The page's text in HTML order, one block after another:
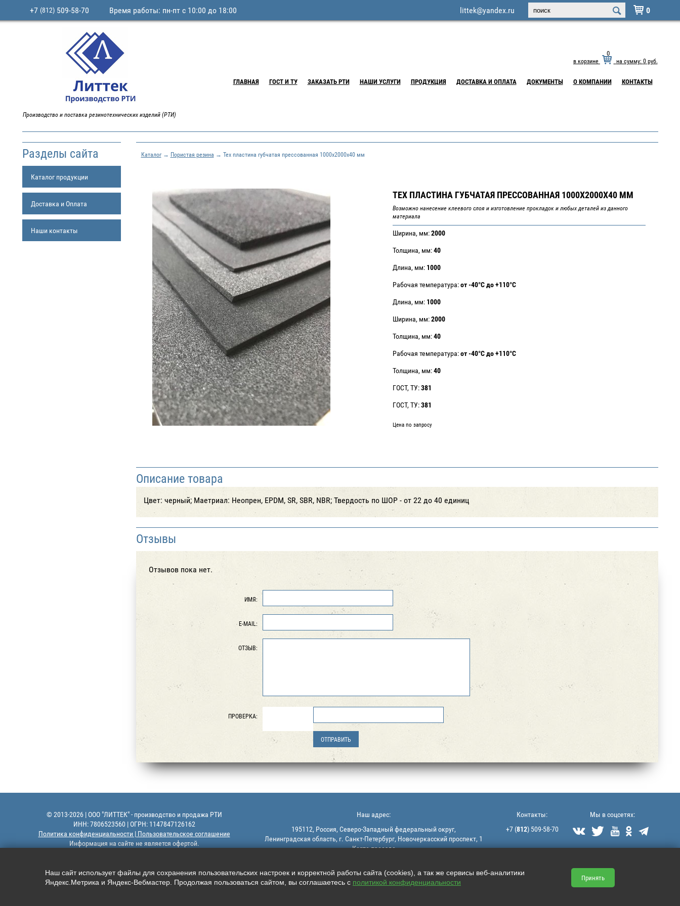
 0
+7 (812)509-58-70 Время работы: пн-пт с 10:00 до 18:00 littek@yandex.ru
Производство и поставка резинотехнических изделий (РТИ)
в корзине
0
на сумму: 0руб.
ГЛАВНАЯ ГОСТ И ТУ ЗАКАЗАТЬ РТИ НАШИ УСЛУГИ ПРОДУКЦИЯ ДОСТАВКА И ОПЛАТА ДОКУМЕНТЫ О КОМПАНИИ КОНТАКТЫ
Разделы сайта
Каталог продукции
Доставка и Оплата
Наши контакты
Каталог→ Пористая резина → Тех пластина губчатая прессованная 1000х2000х40 мм
ТЕХ ПЛАСТИНА ГУБЧАТАЯ ПРЕССОВАННАЯ 1000Х2000Х40 ММ
Возможно нанесение клеевого слоя и изготовление прокладок и любых деталей из данного
материала
Ширина, мм:2000
Толщина, мм:40
Длина, мм: 1000
Рабочая температура:от -40°С до +110°С
Длина, мм: 1000
Ширина, мм:2000
Толщина, мм:40
Рабочая температура:от -40°С до +110°С
Толщина, мм:40
ГОСТ, ТУ:381
ГОСТ, ТУ:381
Цена по запросу
Описание товара
Цвет: черный; Маетриал: Неопрен, EPDM, SR, SBR, NBR; Твердость по ШОР - от 22 до 40 единиц
Отзывы
Отзывов пока нет.
ИМЯ:
E-MAIL:
ОТЗЫВ:
ПРОВЕРКА:
© 2013-2026 | ООО "ЛИТТЕК" - производство и продажа РТИ
ИНН: 7806523560 | ОГРН: 1147847126162
Политика конфиденциальности | Пользовательское соглашение
Информация на сайте не является офертой.
Наш адрес:
195112, Россия, Северо-Западный федеральный округ,
Ленинградская область, г. Санкт-Петербург, Новочеркасский проспект, 1
Карта проезда
Контакты:
+7 (812) 509-58-70
littek@yandex.ru
Мы в соцсетях:
    
Наш сайт использует файлы для сохранения пользовательских настроек и корректной работы сайта (cookies), а так же сервисы веб-аналитики
Яндекс.Метрика и Яндекс-Вебмастер. Продолжая пользоваться сайтом, вы соглашаетесь с политикой конфиденциальности Принять